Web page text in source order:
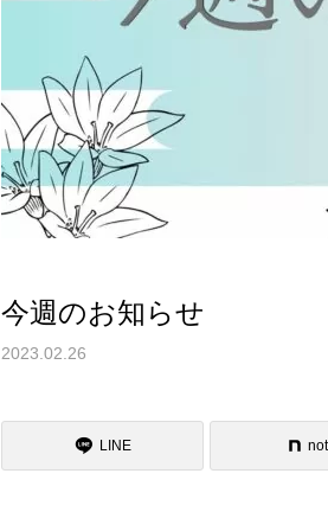
今週のお知らせ
2023.02.26
LINE